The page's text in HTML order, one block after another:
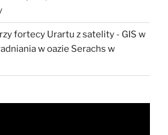
fortecy Urartu z satelity - GIS w
w oazie Serachs w